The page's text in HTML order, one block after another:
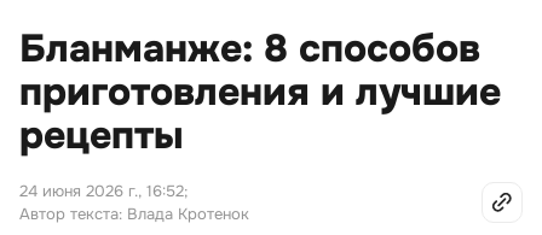
Бланманже: 8 способов
приготовления и лучшие
рецепты
24 июня 2026 г., 16:52;
Автор текста: Влада Кротенок